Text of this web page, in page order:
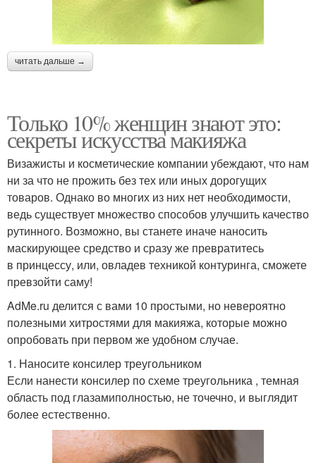
читать дальше →
Только 10% женщин знают это:
секреты искусства макияжа
Визажисты и косметические компании убеждают, что нам
ни за что не прожить без тех или иных дорогущих
товаров. Однако во многих из них нет необходимости,
ведь существует множество способов улучшить качество
рутинного. Возможно, вы станете иначе наносить
маскирующее средство и сразу же превратитесь
в принцессу, или, овладев техникой контуринга, сможете
превзойти саму!
AdMe.ru делится с вами 10 простыми, но невероятно
полезными хитростями для макияжа, которые можно
опробовать при первом же удобном случае.
1. Наносите консилер треугольником
Если нанести консилер по схеме треугольника , темная
область под глазамиполностью, не точечно, и выглядит
более естественно.